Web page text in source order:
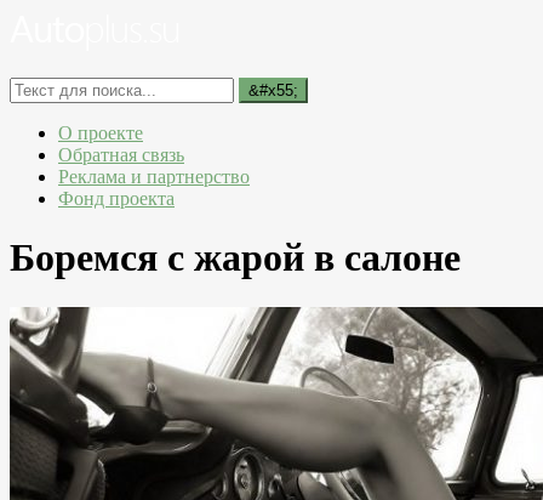
О проекте
Обратная связь
Реклама и партнерство
Фонд проекта
Боремся с жарой в салоне